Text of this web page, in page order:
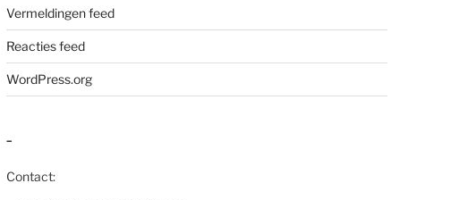
Vermeldingen feed
Reacties feed
WordPress.org
–
Contact: